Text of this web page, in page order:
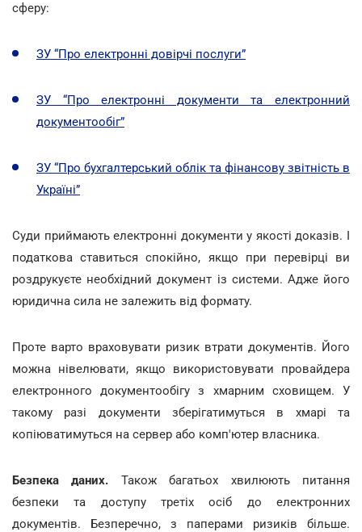
сферу:
ЗУ “Про електронні довірчі послуги”
ЗУ “Про електронні документи та електронний
документообіг”
ЗУ “Про бухгалтерський облік та фінансову звітність в
Україні”
Суди приймають електронні документи у якості доказів. І
податкова ставиться спокійно, якщо при перевірці ви
роздрукуєте необхідний документ із системи. Адже його
юридична сила не залежить від формату.
Проте варто враховувати ризик втрати документів. Його
можна нівелювати, якщо використовувати провайдера
електронного документообігу з хмарним сховищем. У
такому разі документи зберігатимуться в хмарі та
копіюватимуться на сервер або комп'ютер власника.
Безпека даних. Також багатьох хвилюють питання
безпеки та доступу третіх осіб до електронних
документів. Безперечно, з паперами ризиків більше.